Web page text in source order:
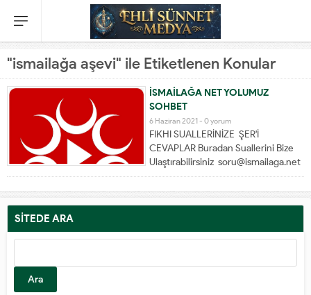
"ismailağa aşevi" ile Etiketlenen Konular
İSMAİLAĞA NET YOLUMUZ
SOHBET
6 Haziran 2021 - 0 yorum
FIKHI SUALLERİNİZE ŞER'İ
CEVAPLAR Buradan Suallerini Bize
Ulaştırabilirsiniz soru@ismailaga.net
-0850 811 77 77 Evvelce
CEVAPLANMIŞ SUALLEREDE
burdan ULAŞABİLİRSİN :
SİTEDE ARA